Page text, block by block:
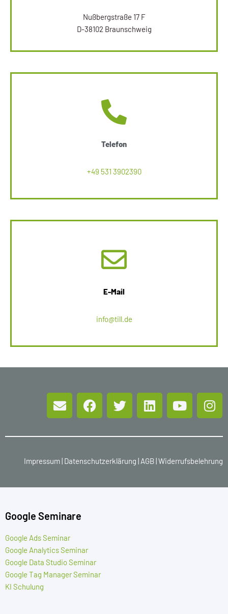
Nußbergstraße 17 F
D-38102 Braunschweig
Telefon
+49 531 3902390
E-Mail
info@till.de
Impressum Datenschutzerklärung AGB Widerrufsbelehrung
Google Seminare
Google Ads Seminar
Google Analytics Seminar
Google Data Studio Seminar
Google Tag Manager Seminar
KI Schulung